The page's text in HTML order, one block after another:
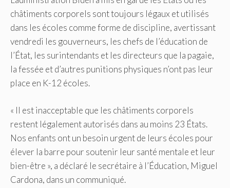
châtiments corporels sont toujours légaux et utilisés
dans les écoles comme forme de discipline, avertissant
vendredi les gouverneurs, les chefs de l’éducation de
l’État, les surintendants et les directeurs que la pagaie,
la fessée et d’autres punitions physiques n’ont pas leur
place en K-12 écoles.
« Il est inacceptable que les châtiments corporels
restent légalement autorisés dans au moins 23 États.
Nos enfants ont un besoin urgent de leurs écoles pour
élever la barre pour soutenir leur santé mentale et leur
bien-être », a déclaré le secrétaire à l’Éducation, Miguel
Cardona, dans un communiqué.